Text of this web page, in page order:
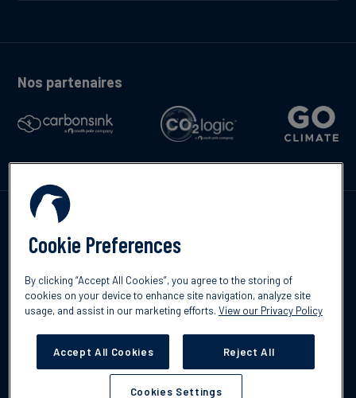
English
Nos partenaires
responsabilité
Cookie Preferences
By clicking “Accept All Cookies”, you agree to the storing of
cookies on your device to enhance site navigation, analyze site
usage, and assist in our marketing efforts. View our Privacy Policy
Accept All Cookies Reject All
Cookies Settings